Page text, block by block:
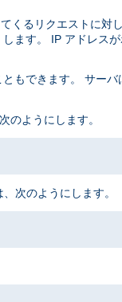
くるリクエストに対
ます。 IP アドレス
もできます。 サー
のようにします。
次のようにします。